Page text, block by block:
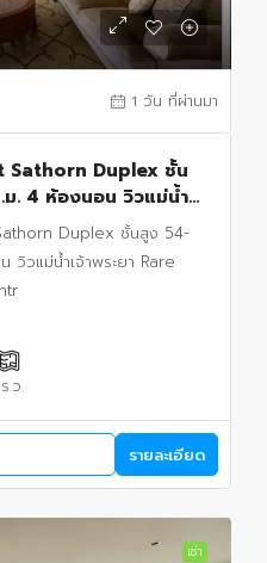
1 วัน ที่ผ่านมา
Sathorn Duplex ชั้น
. 4 ห้องนอน วิวแม่น้ำ
เฟอร์นิเจอร์ Chanintr
Duplex ชั้นสูง 54-
วแม่น้ำเจ้าพระยา Rare
.ว.
รายละเอียด
เช่า